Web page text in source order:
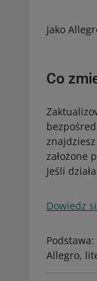
Jako
Co
założone
Jeśli
Dowiedz
Allegro,